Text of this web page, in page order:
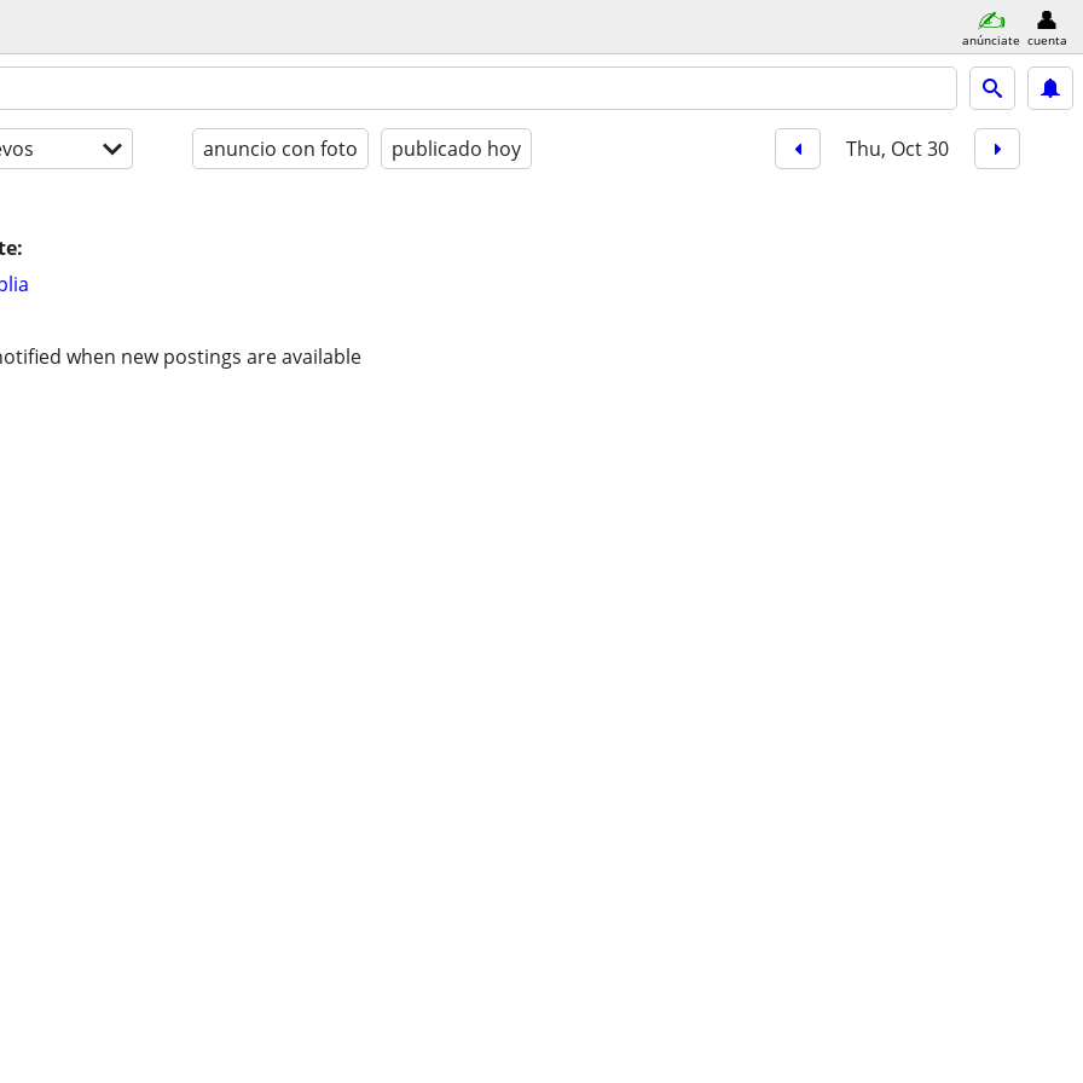
anúnciate cuenta
anuncio con foto publicado hoy Thu, Oct 30
when new postings are available